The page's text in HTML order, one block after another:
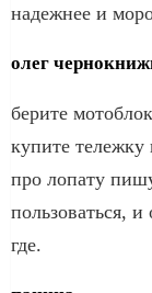
надежнее и
олег
берите
купите
про лопату
пользоваться, и
где.